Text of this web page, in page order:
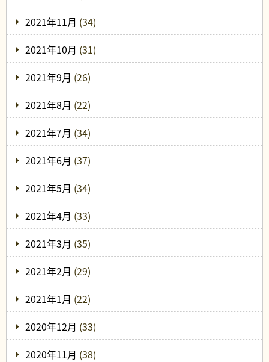
2021年11月 (34)
2021年10月 (31)
2021年9月 (26)
2021年8月 (22)
2021年7月 (34)
2021年6月 (37)
2021年5月 (34)
2021年4月 (33)
2021年3月 (35)
2021年2月 (29)
2021年1月 (22)
2020年12月 (33)
2020年11月 (38)